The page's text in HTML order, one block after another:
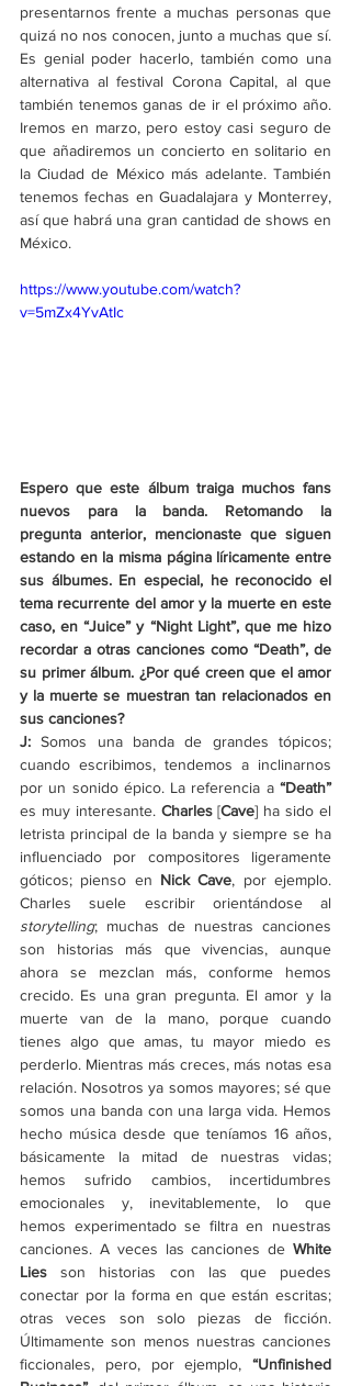
presentarnos frente a muchas personas que
quizá no nos conocen, junto a muchas que sí.
Es genial poder hacerlo, también como una
alternativa al festival Corona Capital, al que
también tenemos ganas de ir el próximo año.
Iremos en marzo, pero estoy casi seguro de
que añadiremos un concierto en solitario en
la Ciudad de México más adelante. También
tenemos fechas en Guadalajara y Monterrey,
así que habrá una gran cantidad de shows en
México.
https://www.youtube.com/watch?
v=5mZx4YvAtIc
Espero que este álbum traiga muchos fans
nuevos para la banda. Retomando la
pregunta anterior, mencionaste que siguen
estando en la misma página líricamente entre
sus álbumes. En especial, he reconocido el
tema recurrente del amor y la muerte en este
caso, en “Juice” y “Night Light”, que me hizo
recordar a otras canciones como “Death”, de
su primer álbum. ¿Por qué creen que el amor
y la muerte se muestran tan relacionados en
sus canciones?
J: Somos una banda de grandes tópicos;
cuando escribimos, tendemos a inclinarnos
por un sonido épico. La referencia a “Death”
es muy interesante. Charles [Cave] ha sido el
letrista principal de la banda y siempre se ha
influenciado por compositores ligeramente
góticos; pienso en Nick Cave, por ejemplo.
storytelling; muchas de nuestras canciones
son historias más que vivencias, aunque
ahora se mezclan más, conforme hemos
crecido. Es una gran pregunta. El amor y la
muerte van de la mano, porque cuando
tienes algo que amas, tu mayor miedo es
perderlo. Mientras más creces, más notas esa
relación. Nosotros ya somos mayores; sé que
somos una banda con una larga vida. Hemos
hecho música desde que teníamos 16 años,
básicamente la mitad de nuestras vidas;
hemos sufrido cambios, incertidumbres
emocionales y, inevitablemente, lo que
hemos experimentado se filtra en nuestras
canciones. A veces las canciones de White
Lies son historias con las que puedes
conectar por la forma en que están escritas;
otras veces son solo piezas de ficción.
Últimamente son menos nuestras canciones
ficcionales, pero, por ejemplo, “Unfinished